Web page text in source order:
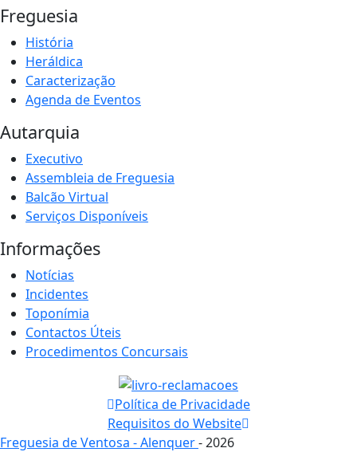
Freguesia
História
Heráldica
Caracterização
Agenda de Eventos
Autarquia
Executivo
Assembleia de Freguesia
Balcão Virtual
Serviços Disponíveis
Informações
Notícias
Incidentes
Toponímia
Contactos Úteis
Procedimentos Concursais
Política de Privacidade
Requisitos do Website
Freguesia de Ventosa - Alenquer- 2026